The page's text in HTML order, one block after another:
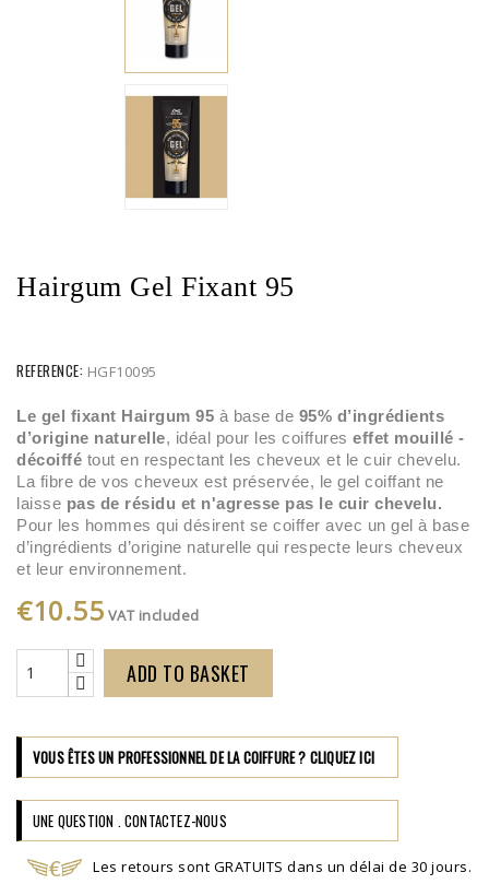
Hairgum Gel Fixant 95
REFERENCE: HGF10095
Le gel fixant Hairgum 95 à base de 95% d’ingrédients
d’origine naturelle, idéal pour les coiffures effet mouillé -
décoiffé tout en respectant les cheveux et le cuir chevelu.
La fibre de vos cheveux est préservée, le gel coiffant ne
laisse pas de résidu et n'agresse pas le cuir chevelu.
Pour les hommes qui désirent se coiffer avec un gel à base
d’ingrédients d’origine naturelle qui respecte leurs cheveux
et leur environnement.
€10.55 VAT included
ADD TO BASKET
VOUS ÊTES UN PROFESSIONNEL DE LA COIFFURE ? CLIQUEZ ICI
UNE QUESTION . CONTACTEZ-NOUS
Les retours sont GRATUITS dans un délai de 30 jours.